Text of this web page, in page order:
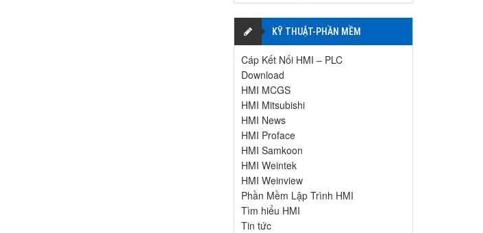
KỸ THUẬT-PHẦN MỀM
Cáp Kết Nối HMI – PLC
Download
HMI MCGS
HMI Mitsubishi
HMI News
HMI Proface
HMI Samkoon
HMI Weintek
HMI Weinview
Phần Mềm Lập Trình HMI
Tìm hiểu HMI
Tin tức